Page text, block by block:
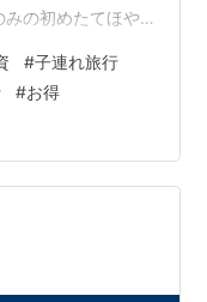
みの初めたてほや
ょこっとシェ
計画中！ 現在、
ンカードを利用
あたりには 憧れの
サンリオの株を
#子連れ旅行
#お得